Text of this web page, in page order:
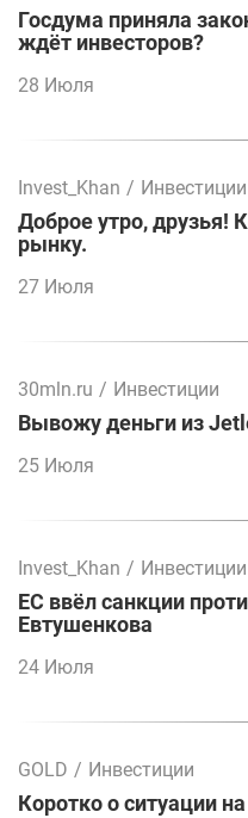
Госдума приняла
ждёт инвесторов?
28 Июля
Invest_Khan / Инвестиции
Доброе утро, друзья!
рынку.
27 Июля
30mln.ru / Инвестиции
Вывожу деньги из
25 Июля
Invest_Khan / Инвестиции
ЕС ввёл санкции
Евтушенкова
24 Июля
GOLD / Инвестиции
Коротко о ситуации